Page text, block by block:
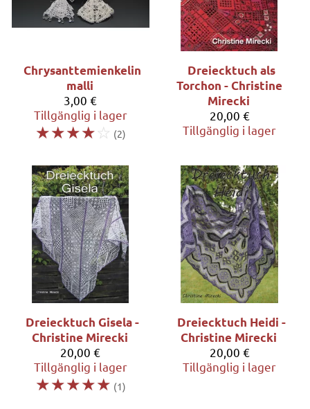
Chrysanttemienkelin
malli
3,00 €
Tillgänglig i lager
☆☆☆☆☆ (2)
Dreiecktuch als
Torchon - Christine
Mirecki
20,00 €
Tillgänglig i lager
Dreiecktuch Gisela -
Christine Mirecki
20,00 €
Tillgänglig i lager
☆☆☆☆☆ (1)
Dreiecktuch Heidi -
Christine Mirecki
20,00 €
Tillgänglig i lager